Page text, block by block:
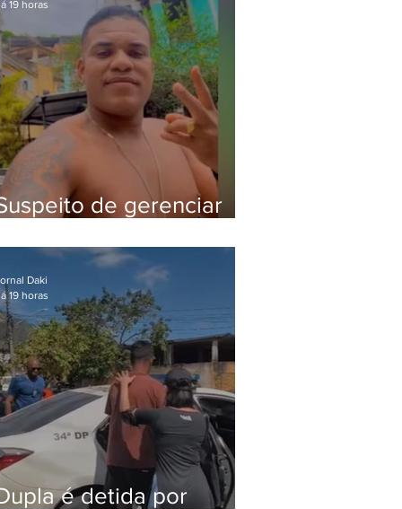
de gerenciar
meses foragido
19 horas
é detida por
Daki
19 horas